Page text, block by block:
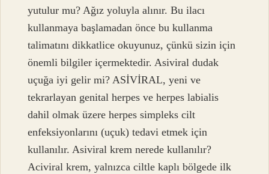
yutulur mu? Ağız yoluyla alınır. Bu ilacı
kullanmaya başlamadan önce bu kullanma
talimatını dikkatlice okuyunuz, çünkü sizin için
önemli bilgiler içermektedir. Asiviral dudak
uçuğa iyi gelir mi? ASİVİRAL, yeni ve
tekrarlayan genital herpes ve herpes labialis
dahil olmak üzere herpes simpleks cilt
enfeksiyonlarını (uçuk) tedavi etmek için
kullanılır. Asiviral krem nerede kullanılır?
Aciviral krem, yalnızca ciltle kaplı bölgede ilk